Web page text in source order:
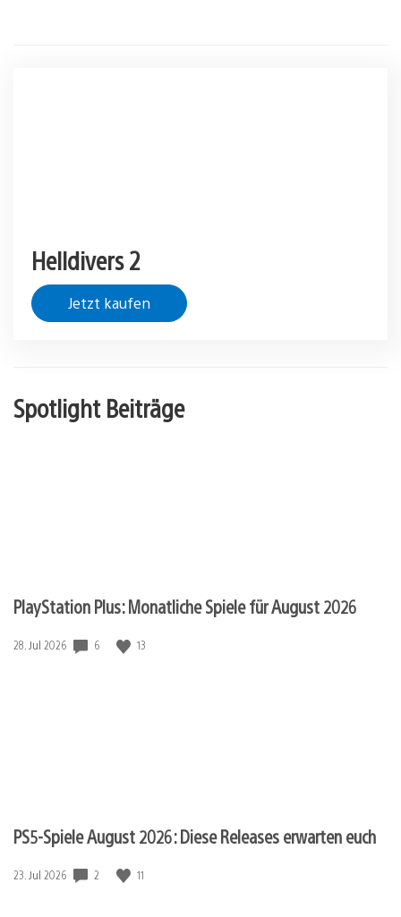
Helldivers 2
Jetzt kaufen
Spotlight Beiträge
PlayStation Plus: Monatliche Spiele für August 2026
Veröffentlichungsdatum:
28. Jul 2026 6 13
PS5-Spiele August 2026: Diese Releases erwarten euch
Veröffentlichungsdatum:
23. Jul 2026 2 11